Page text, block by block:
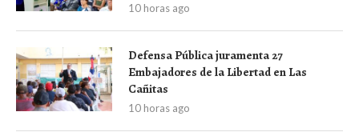
10 horas ago
Defensa Pública juramenta 27
Embajadores de la Libertad en Las
Cañitas
10 horas ago